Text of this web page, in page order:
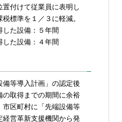
付けて従業員に表明し
標準を１／３に軽減。
した設備：５年間
した設備：４年間
等導入計画」の認定後
の取得までの期間に余裕
市区町村に「先端設備等
営革新支援機関から発